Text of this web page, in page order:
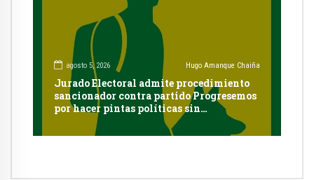
agosto 5, 2026 Hugo Amanque Chaiña
Jurado Electoral admite procedimiento
sancionador contra partido Progresemos
por hacer pintas políticas sin
autorización en Cayma